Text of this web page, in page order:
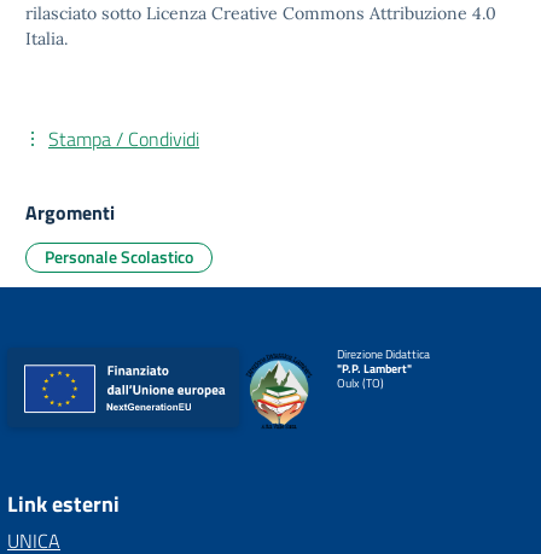
rilasciato sotto Licenza Creative Commons Attribuzione 4.0
Italia.
Stampa / Condividi
Argomenti
Personale Scolastico
Direzione Didattica
"P.P. Lambert"
Oulx (TO)
Link esterni
UNICA